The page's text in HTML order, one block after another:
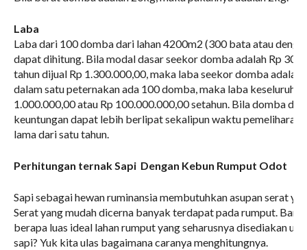
Laba
Laba dari 100 domba dari lahan 4200m2 (300 bata atau
dapat dihitung. Bila modal dasar seekor domba adalah Rp
tahun dijual Rp 1.300.000,00, maka laba seekor domba adalah
dalam satu peternakan ada 100 domba, maka laba
1.000.000,00 atau Rp 100.000.000,00 setahun. Bila domba
keuntungan dapat lebih berlipat sekalipun waktu
lama dari satu tahun.
Perhitungan ternak Sapi Dengan Kebun Rumput Odot
Sapi sebagai hewan ruminansia membutuhkan asupan serat
Serat yang mudah dicerna banyak terdapat pada rumput.
berapa luas ideal lahan rumput yang seharusnya disediakan
sapi? Yuk kita ulas bagaimana caranya menghitungnya.